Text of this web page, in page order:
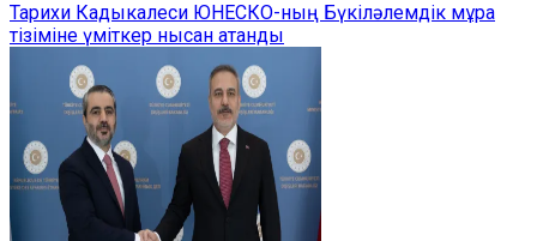
Тарихи Кадыкалеси ЮНЕСКО-ның Бүкіләлемдік мұра
тізіміне үміткер нысан атанды